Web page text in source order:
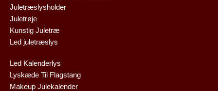
Juletræslysholder
Juletrøje
Kunstig Juletræ
Led juletræslys
Led Kalenderlys
Lyskæde Til Flagstang
Makeup Julekalender